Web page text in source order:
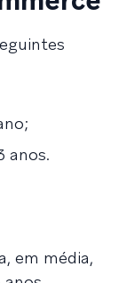
anos.
em média,